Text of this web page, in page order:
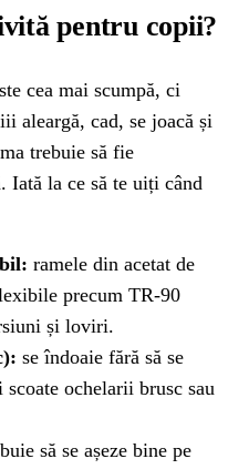
pentru copii?
cea mai scumpă, ci
aleargă, cad, se joacă și
trebuie să fie
Iată la ce să te uiți când
ramele din acetat de
precum TR-90
și loviri.
se îndoaie fără să se
ochelarii brusc sau
să se așeze bine pe